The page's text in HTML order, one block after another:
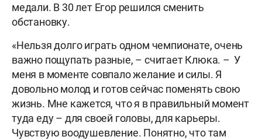
медали. В 30 лет Егор решился сменить
обстановку.
«Нельзя долго играть одном чемпионате, очень
важно пощупать разные, – считает Клюка. – У
меня в моменте совпало желание и силы. Я
довольно молод и готов сейчас поменять свою
жизнь. Мне кажется, что я в правильный момент
туда еду – для своей головы, для карьеры.
Чувствую воодушевление. Понятно, что там